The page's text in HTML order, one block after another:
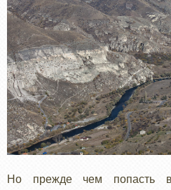
Но прежде чем попасть